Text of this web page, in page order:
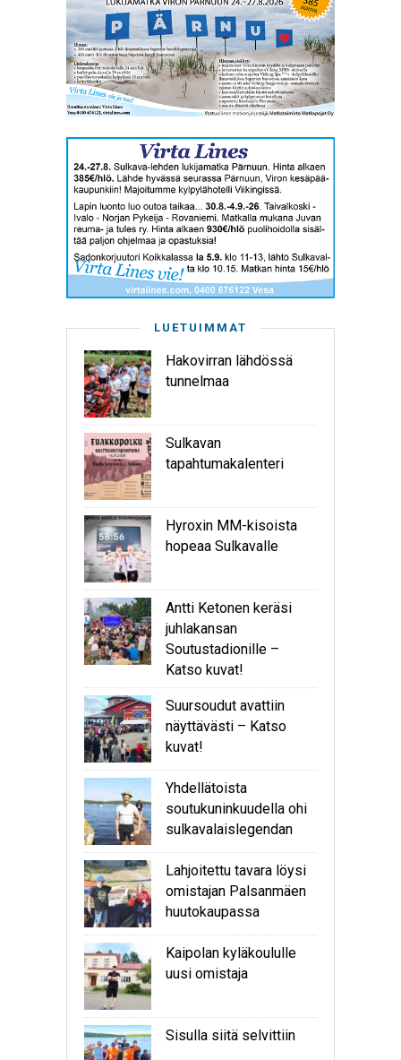
LUETUIMMAT
Hakovirran lähdössä
tunnelmaa
Sulkavan
tapahtumakalenteri
Hyroxin MM-kisoista
hopeaa Sulkavalle
Antti Ketonen keräsi
juhlakansan
Soutustadionille –
Katso kuvat!
Suursoudut avattiin
näyttävästi – Katso
kuvat!
Yhdellätoista
soutukuninkuudella ohi
sulkavalaislegendan
Lahjoitettu tavara löysi
omistajan Palsanmäen
huutokaupassa
Kaipolan kyläkoululle
uusi omistaja
Sisulla siitä selvittiin